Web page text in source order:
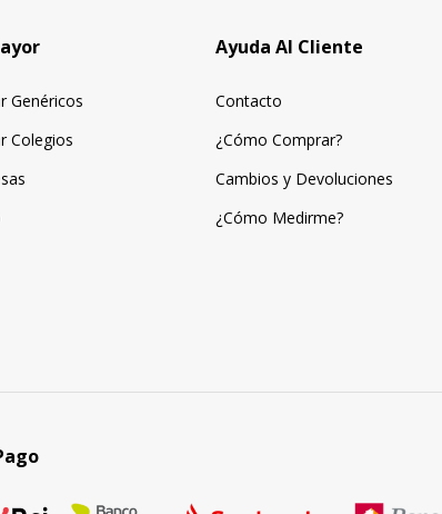
Genéricos
Colegios
Ayuda Al Cliente
Contacto
¿Cómo Comprar?
Cambios y Devoluciones
¿Cómo Medirme?